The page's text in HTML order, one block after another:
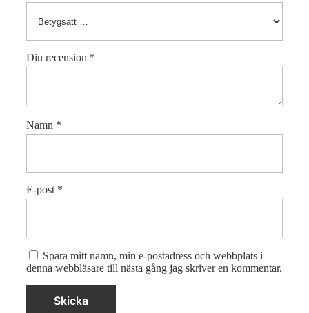
Din recension *
Namn *
E-post *
Spara mitt namn, min e-postadress och webbplats i
denna webbläsare till nästa gång jag skriver en kommentar.